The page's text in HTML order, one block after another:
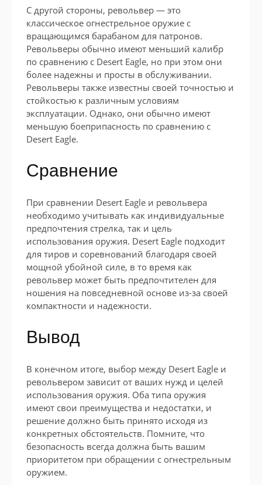
С другой стороны, револьвер — это
классическое огнестрельное оружие с
вращающимся барабаном для патронов.
Револьверы обычно имеют меньший калибр
по сравнению с Desert Eagle, но при этом они
более надежны и просты в обслуживании.
Револьверы также известны своей точностью и
стойкостью к различным условиям
эксплуатации. Однако, они обычно имеют
меньшую боеприпасность по сравнению с
Desert Eagle.
Сравнение
При сравнении Desert Eagle и револьвера
необходимо учитывать как индивидуальные
предпочтения стрелка, так и цель
использования оружия. Desert Eagle подходит
для тиров и соревнований благодаря своей
мощной убойной силе, в то время как
револьвер может быть предпочтителен для
ношения на повседневной основе из-за своей
компактности и надежности.
Вывод
В конечном итоге, выбор между Desert Eagle и
револьвером зависит от ваших нужд и целей
использования оружия. Оба типа оружия
имеют свои преимущества и недостатки, и
решение должно быть принято исходя из
конкретных обстоятельств. Помните, что
безопасность всегда должна быть вашим
приоритетом при обращении с огнестрельным
оружием.